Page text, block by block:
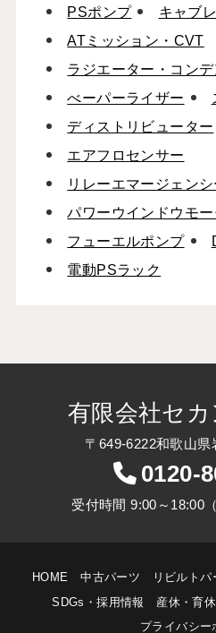
PSポンプ
キャブ
ATミッション・CVT
ラジエーター・コン
べーパーライザー
ディストリビューター
エアフロセンサー
リレーエマージェン
パワーウインドウモー
フューエルポンプ
電動PSラック
有限会社セ
〒649-6222和歌山県
0120-
受付時間 9:00～18:00
HOME 中古パーツ リビルトパ
SDGs・採用情報
産休・育
プライバシー